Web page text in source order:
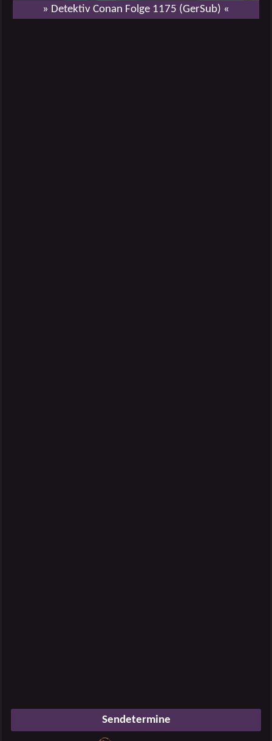
» Detektiv Conan Folge 1175 (GerSub) «
Sendetermine